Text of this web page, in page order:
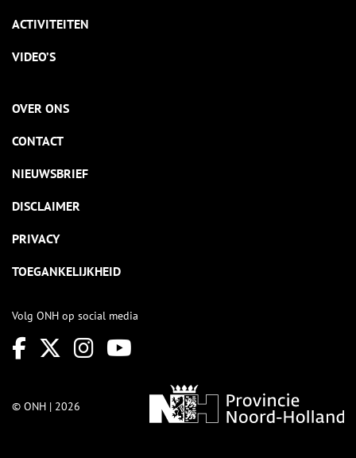
ACTIVITEITEN
VIDEO’S
OVER ONS
CONTACT
NIEUWSBRIEF
DISCLAIMER
PRIVACY
TOEGANKELIJKHEID
Volg ONH op social media
© ONH | 2026